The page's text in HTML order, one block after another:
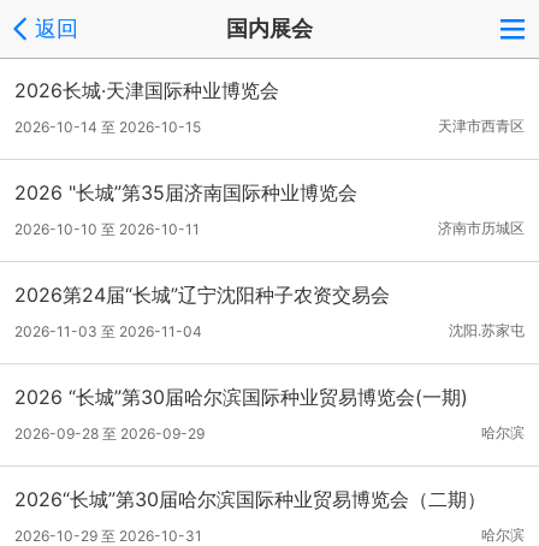
返回 国内展会
2026长城·天津国际种业博览会
天津市西青区
2026-10-14 至 2026-10-15
2026 "长城”第35届济南国际种业博览会
济南市历城区
2026-10-10 至 2026-10-11
2026第24届“长城”辽宁沈阳种子农资交易会
沈阳.苏家屯
2026-11-03 至 2026-11-04
2026 “长城”第30届哈尔滨国际种业贸易博览会(一期)
哈尔滨
2026-09-28 至 2026-09-29
2026“长城”第30届哈尔滨国际种业贸易博览会（二期）
哈尔滨
2026-10-29 至 2026-10-31